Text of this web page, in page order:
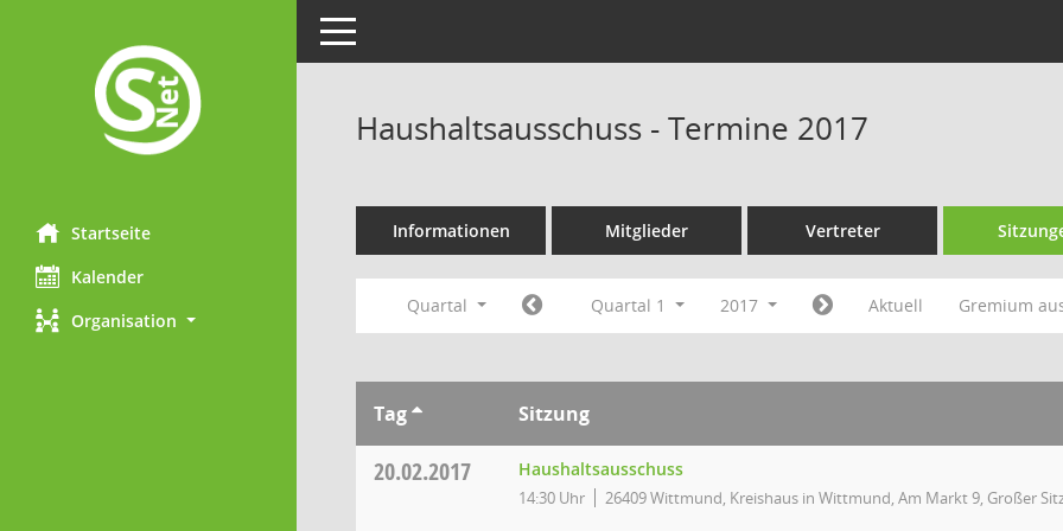
Startseite
Kalender
Organisation
Toggle navigation
Haushaltsausschuss - Termine 2017
Informationen Mitglieder Vertreter
Quartal Quartal 1 2017 Aktuell Gremium
Tag Sitzung
20.02.2017 Haushaltsausschuss
14:30 Uhr 26409 Wittmund, Kreishaus in Wittmund, Am Markt 9, Großer